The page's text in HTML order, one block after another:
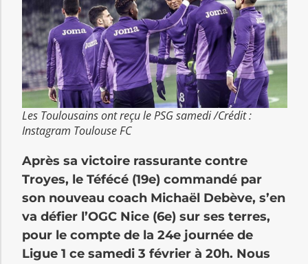
Les Toulousains ont reçu le PSG samedi /Crédit :
Instagram Toulouse FC
Après sa victoire rassurante contre
Troyes, le Téfécé (19e) commandé par
son nouveau coach Michaël Debève, s’en
va défier l’OGC Nice (6e) sur ses terres,
pour le compte de la 24e journée de
Ligue 1 ce samedi 3 février à 20h. Nous